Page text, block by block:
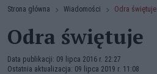
Strona główna Wiadomości Odra świętuje
Odra świętuje
Data publikacji: 09 lipca 2016 r. 22:27
Ostatnia aktualizacja: 09 lipca 2019 r. 11:08